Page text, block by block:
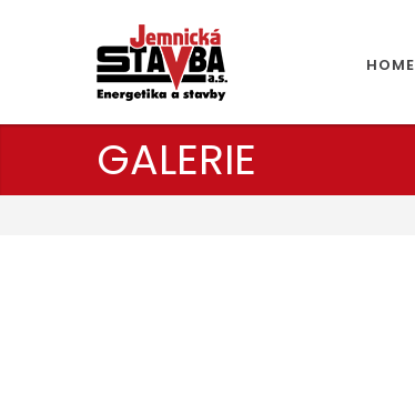
HOME
GALERIE